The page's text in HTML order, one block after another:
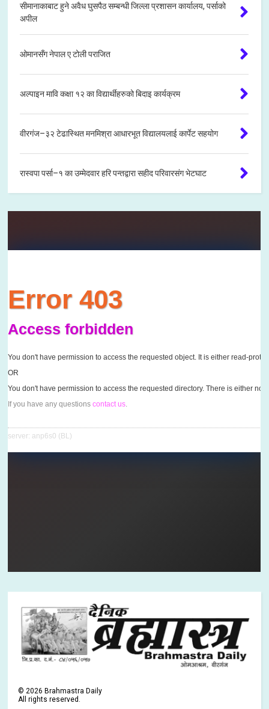
सीमानाकाबाट हुने अवैध घुसपैठ सम्बन्धी जिल्ला प्रशासन कार्यालय, पर्साको
अपील
ओमानसँग नेपाल ए टोली पराजित
अल्पाइन मावि कक्षा १२ का विद्यार्थीहरुको बिदाइ कार्यक्रम
वीरगंज–३२ टेढास्थित मनमिश्रा आधारभूत विद्यालयलाई कार्पेट सहयोग
रास्वपा पर्सा–१ का उम्मेदवार हरि पन्तद्वारा सहीद परिवारसंग भेटघाट
©2026 Brahmastra Daily
All rights reserved.